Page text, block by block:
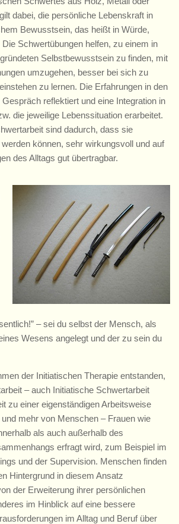
dabei, die persönliche Lebenskraft in
Bewusstsein, das heißt in Würde,
Schwertübungen helfen, zu einem in
Selbstbewusstsein zu finden, mit
umzugehen, besser bei sich zu
zu lernen. Die Erfahrungen in den
reflektiert und eine Integration in
die jeweilige Lebenssituation erarbeitet.
sind dadurch, dass sie
können, sehr wirkungsvoll und auf
des Alltags gut übertragbar.
– sei du selbst der Mensch, als
Wesens angelegt und der zu sein du
der Initiatischen Therapie entstanden,
– auch Initiatische Schwertarbeit
zu einer eigenständigen Arbeitsweise
mehr von Menschen – Frauen wie
als auch außerhalb des
erfragt wird, zum Beispiel im
und der Supervision. Menschen finden
Hintergrund in diesem Ansatz
der Erweiterung ihrer persönlichen
im Hinblick auf eine bessere
im Alltag und Beruf über